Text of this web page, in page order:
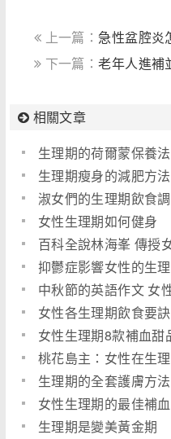
上一篇：急性盆腔炎
下一篇：老年人進補
相關文章
生理期的荷爾蒙保養法
生理期瘦身的減肥方法
淑女們的生理期飲食
女性生理期如何健身
百科全說林海峯 傳授
抑鬱症影響女性的生
中秋節的英語作文 女
女性各生理期飲食要訣
女性生理期8款補血甜
桃花島主：女性在生
生理期的全套護膚方法
女性生理期的最佳補
生理期是變美黃金期